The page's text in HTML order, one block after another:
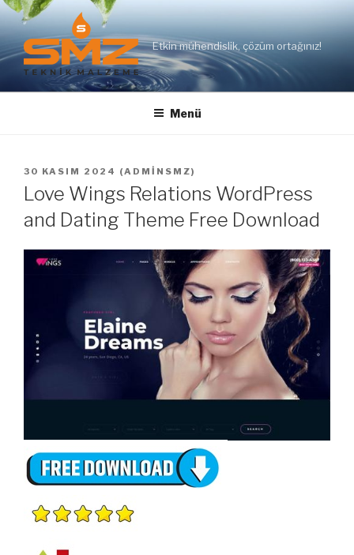
İçeriğe
geç
Etkin mühendislik, çözüm ortağınız!
Menü
YAYIM
TARIHI
30 KASIM 2024 (ADMINSMZ)
Love Wings Relations WordPress
and Dating Theme Free Download